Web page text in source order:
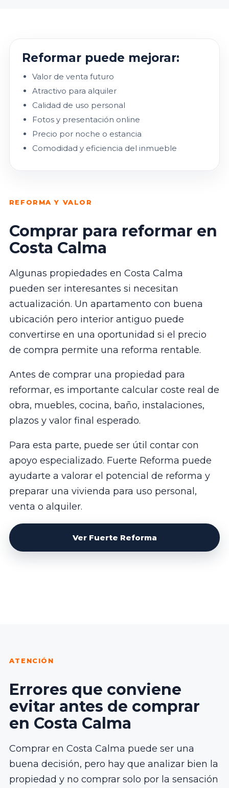
Reformar puede mejorar:
Valor de venta futuro
Atractivo para alquiler
Calidad de uso personal
Fotos y presentación online
Precio por noche o estancia
Comodidad y eficiencia del inmueble
REFORMA Y VALOR
Comprar para reformar en
Costa Calma
Algunas propiedades en Costa Calma
pueden ser interesantes si necesitan
actualización. Un apartamento con buena
ubicación pero interior antiguo puede
convertirse en una oportunidad si el precio
de compra permite una reforma rentable.
Antes de comprar una propiedad para
reformar, es importante calcular coste real de
obra, muebles, cocina, baño, instalaciones,
plazos y valor final esperado.
Para esta parte, puede ser útil contar con
apoyo especializado. Fuerte Reforma puede
ayudarte a valorar el potencial de reforma y
preparar una vivienda para uso personal,
venta o alquiler.
Ver Fuerte Reforma
ATENCIÓN
Errores que conviene
evitar antes de comprar
en Costa Calma
Comprar en Costa Calma puede ser una
buena decisión, pero hay que analizar bien la
propiedad y no comprar solo por la sensación